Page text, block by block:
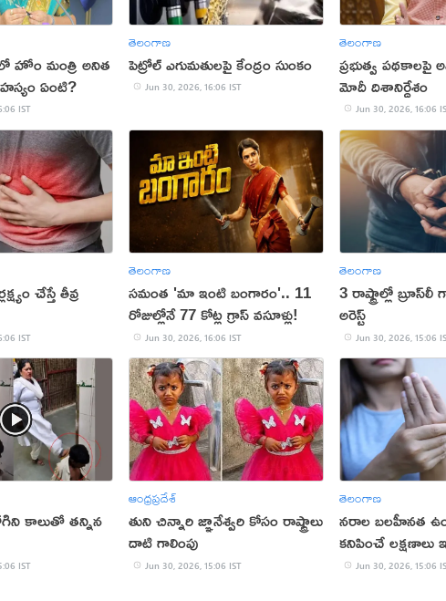
హోం మంత్రి అనిత
ఏంటి?
IST
తెలంగాణ
పెట్రోల్ ఎగుమతులపై కేంద్రం సుంకం
Jun 30, 2026, 16:06 IST
తెలంగాణ
ప్రభుత్వ పథకాలపై
మోదీ దిశానిర్దేశం
Jun 30, 2026, 16:06
చేస్తే తీవ్ర
IST
తెలంగాణ
సమంత 'మా ఇంటి బంగారం'.. 11
రోజుల్లోనే 77 కోట్ల గ్రాస్ వసూళ్లు!
Jun 30, 2026, 16:06 IST
తెలంగాణ
3 రాష్ట్రాల్లో
అరెస్ట్
Jun 30, 2026, 15:06
కాలుతో తన్నిన
IST
ఆంధ్రప్రదేశ్
తుని చిన్నారి జ్ఞానేశ్వరి కోసం రాష్ట్రాలు
దాటి గాలింపు
Jun 30, 2026, 15:06 IST
తెలంగాణ
నరాల బలహీనత
కనిపించే లక్షణాలు
Jun 30, 2026, 15:06